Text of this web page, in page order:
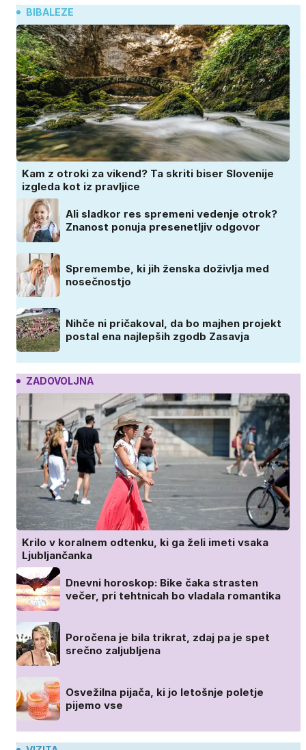
BIBALEZE
Kam z otroki za vikend? Ta skriti biser Slovenije
izgleda kot iz pravljice
Ali sladkor res spremeni vedenje otrok?
Znanost ponuja presenetljiv odgovor
Spremembe, ki jih ženska doživlja med
nosečnostjo
Nihče ni pričakoval, da bo majhen projekt
postal ena najlepših zgodb Zasavja
ZADOVOLJNA
Krilo v koralnem odtenku, ki ga želi imeti vsaka
Ljubljančanka
Dnevni horoskop: Bike čaka strasten
večer, pri tehtnicah bo vladala romantika
Poročena je bila trikrat, zdaj pa je spet
srečno zaljubljena
Osvežilna pijača, ki jo letošnje poletje
pijemo vse